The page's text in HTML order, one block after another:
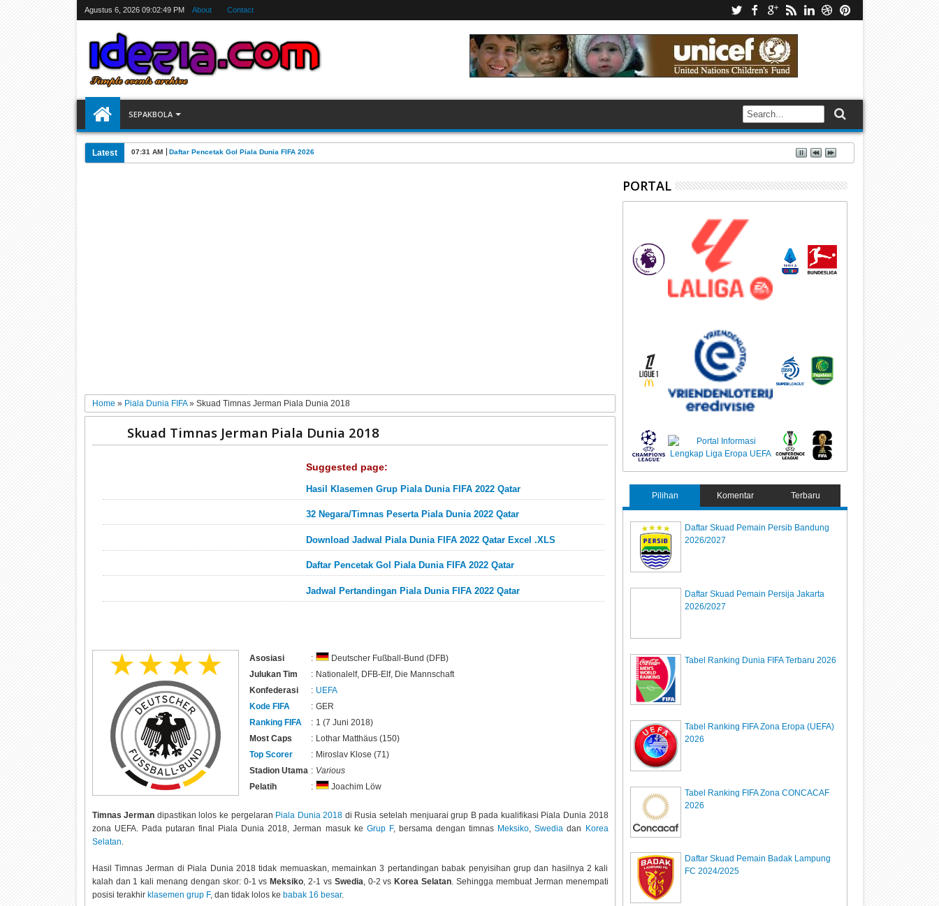
Agustus 6, 2026 09:02:50 PM About Contact
SEPAKBOLA
Latest 07:31 AM Daftar Stasiun TV Penyiar Piala Dunia FIFA 2026
Home » Piala Dunia FIFA» Skuad Timnas Jerman Piala Dunia 2018
Skuad Timnas Jerman Piala Dunia 2018
Suggested page:
Hasil Klasemen Grup Piala Dunia FIFA 2022 Qatar
32 Negara/Timnas Peserta Piala Dunia 2022 Qatar
Download Jadwal Piala Dunia FIFA 2022 Qatar Excel .XLS
Daftar Pencetak Gol Piala Dunia FIFA 2022 Qatar
Jadwal Pertandingan Piala Dunia FIFA 2022 Qatar
Asosiasi :
Deutscher Fußball-Bund (DFB)
Julukan Tim
: Nationalelf, DFB-Elf, Die Mannschaft
Konfederasi
: UEFA
Kode FIFA
: GER
Ranking FIFA
: 1 (7 Juni 2018)
Most Caps
: Lothar Matthäus (150)
Top Scorer
: Miroslav Klose (71)
Stadion Utama : Various
Pelatih
: Joachim Löw
Timnas Jerman dipastikan lolos ke pergelaran Piala Dunia 2018 di Rusia setelah menjuarai grup B pada kualifikasi Piala Dunia 2018
zona UEFA. Pada putaran final Piala Dunia 2018, Jerman masuk ke Grup F, bersama dengan timnas Meksiko ,Swedia dan Korea
Selatan
Hasil Timnas Jerman di Piala Dunia 2018 tidak memuaskan, memainkan 3 pertandingan babak penyisihan grup dan hasilnya 2 kali
kalah dan 1 kali menang dengan skor: 0-1 vsMeksiko , 2-1 vs Swedia , 0-2 vsKorea Selatan . Sehingga membuat Jerman menempati
posisi terakhir klasemen grup F, dan tidak lolos ke babak 16 besar.
PORTAL
Pilihan Komentar Terbaru
Daftar Skuad Pemain Persib Bandung
2026/2027
Daftar Skuad Pemain Persija Jakarta
2026/2027
Tabel Ranking Dunia FIFA Terbaru 2026
Tabel Ranking FIFA Zona Eropa (UEFA)
2026
Tabel Ranking FIFA Zona CONCACAF
2026
Daftar Skuad Pemain Badak Lampung
FC 2024/2025